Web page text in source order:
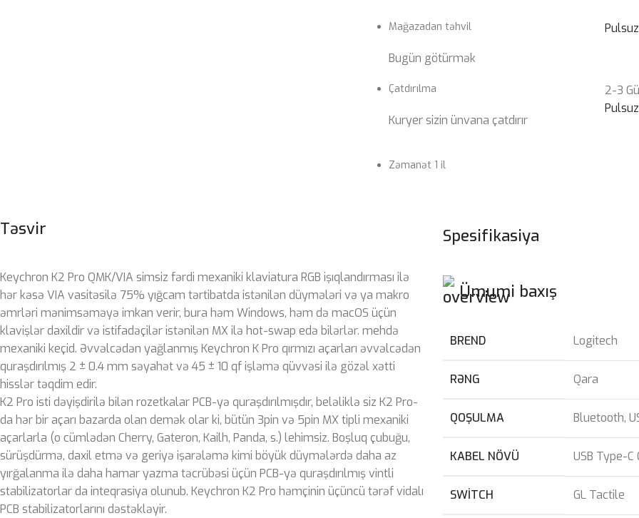
Mağazadan təhvil
Bugün götürmək
Pulsuz
Çatdırılma
Kuryer sizin ünvana çatdırır
2-3
Pulsuz
Zəmanət 1 il
Təsvir
Keychron K2 Pro QMK/VIA simsiz fərdi mexaniki klaviatura RGB işıqlandırması ilə
hər kəsə VIA vasitəsilə 75% yığcam tərtibatda istənilən düymələri və ya makro
əmrləri mənimsəməyə imkan verir, bura həm Windows, həm də macOS üçün
klavişlər daxildir və istifadəçilər istənilən MX ilə hot-swap edə bilərlər. mehdə
mexaniki keçid. Əvvəlcədən yağlanmış Keychron K Pro qırmızı açarları əvvəlcədən
quraşdırılmış 2 ± 0.4 mm səyahət və 45 ± 10 qf işləmə qüvvəsi ilə gözəl xətti
hisslər təqdim edir.
K2 Pro isti dəyişdirilə bilən rozetkalar PCB-yə quraşdırılmışdır, beləliklə siz K2 Pro-
da hər bir açarı bazarda olan demək olar ki, bütün 3pin və 5pin MX tipli mexaniki
açarlarla (o cümlədən Cherry, Gateron, Kailh, Panda, s.) lehimsiz. Boşluq çubuğu,
sürüşdürmə, daxil etmə və geriyə işarələmə kimi böyük düymələrdə daha az
yırğalanma ilə daha hamar yazma təcrübəsi üçün PCB-yə quraşdırılmış vintli
stabilizatorlar da inteqrasiya olunub. Keychron K2 Pro həmçinin üçüncü tərəf vidalı
PCB stabilizatorlarını dəstəkləyir.
Spesifikasiya
Ümumi baxış
BREND Logitech
RƏNG Qara
QOŞULMA Bluetooth,
KABEL NÖVÜ USB Type-C
SWITCH GL Tactile